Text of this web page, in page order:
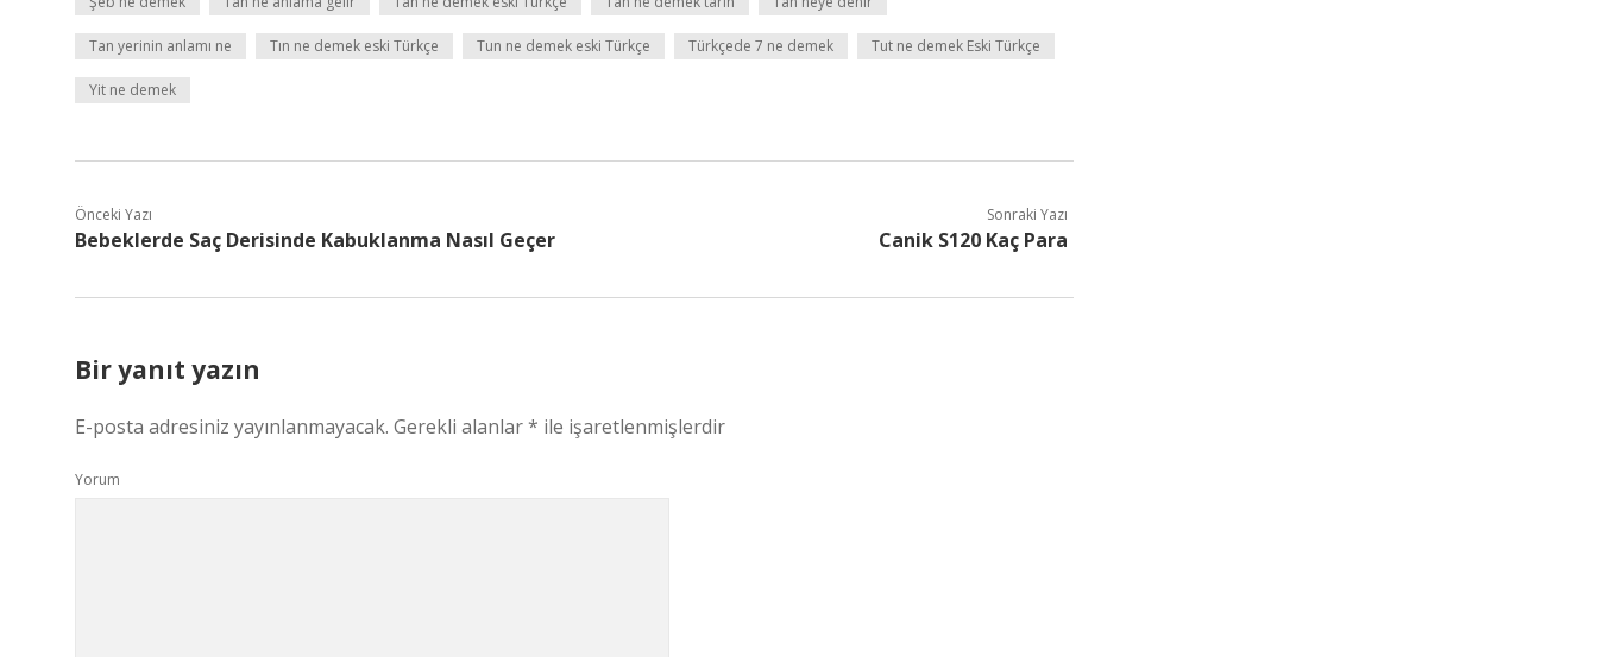
Tan yerinin anlamı ne Tın ne demek eski Türkçe Tun ne demek eski Türkçe Türkçede 7 ne demek Tut ne demek Eski Türkçe
Yit ne demek
Önceki Yazı
Bebeklerde Saç Derisinde Kabuklanma Nasıl Geçer
Sonraki Yazı
Canik S120 Kaç Para
Bir yanıt yazın
E-posta adresiniz yayınlanmayacak. Gerekli alanlar* ile işaretlenmişlerdir
Yorum